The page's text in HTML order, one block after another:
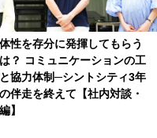
性を存分に発揮してもらう
？ コミュニケーションの工
協力体制─シントシティ3年
伴走を終えて【社内対談・
】